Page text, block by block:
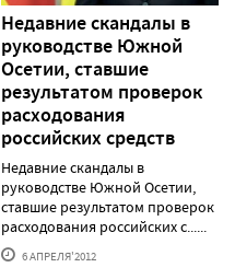
Недавние скандалы в
руководстве Южной
Осетии, ставшие
результатом проверок
расходования
российских средств
Недавние скандалы в
руководстве Южной Осетии,
ставшие результатом проверок
расходования российских с......
6 АПРЕЛЯ'2012